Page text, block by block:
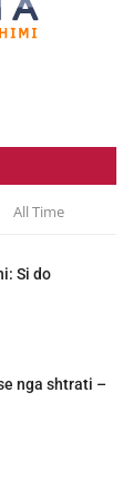
All Time
Si do
nga shtrati –